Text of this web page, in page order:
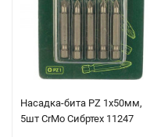
Насадка-бита PZ 1х50мм,
5шт CrMo Сибртех 11247